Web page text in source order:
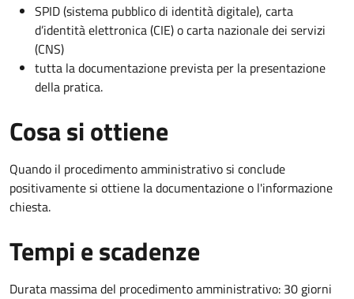
SPID (sistema pubblico di identità digitale), carta
d’identità elettronica (CIE) o carta nazionale dei servizi
(CNS)
tutta la documentazione prevista per la presentazione
della pratica.
Cosa si ottiene
Quando il procedimento amministrativo si conclude
positivamente si ottiene la documentazione o l'informazione
chiesta.
Tempi e scadenze
Durata massima del procedimento amministrativo: 30 giorni